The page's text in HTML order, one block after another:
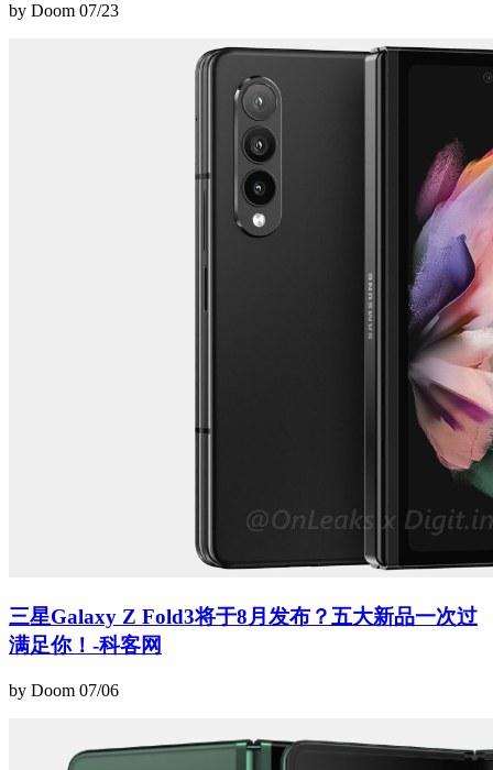
by Doom 07/23
三星Galaxy Z Fold3将于8月发布？五大新品一次过
满足你！-科客网
by Doom 07/06